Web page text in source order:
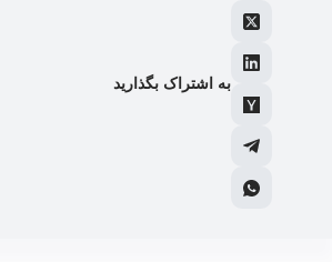
به اشتراک بگذارید